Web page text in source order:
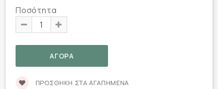
Ποσότητα
ΠΡΟΣΘΉΚΗ ΣΤΑ ΑΓΑΠΗΜΈΝΑ